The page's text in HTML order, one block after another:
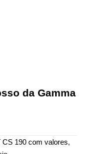
da Gamma